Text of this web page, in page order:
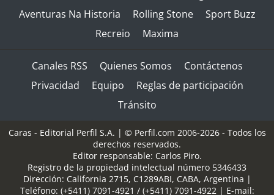
Aventuras Na Historia
Rolling Stone
Sport Buzz
Recreio
Maxima
Canales RSS Quienes Somos
Contáctenos
Privacidad
Equipo
Reglas de participación
Tránsito
Caras - Editorial Perfil S.A. | © Perfil.com 2006-2026 - Todos los
derechos reservados.
Editor responsable: Carlos Piro.
Registro de la propiedad intelectual número 5346433
Dirección: California 2715, C1289ABI, CABA, Argentina |
Teléfono: (+5411) 7091-4921 / (+5411) 7091-4922| E-mail: